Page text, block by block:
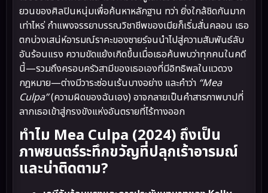
ยวนของศิลปินหนุ่มเพื่อค้นหาหลักฐาน ทว่า ยิ่งใกล้ชิดกันมาก
เท่าไหร่ กำแพงจรรยาบรรณวิชาชีพของเมียก็เริ่มสั่นคลอน เธอ
ตกบ่วงเสน่ห์อารมณ์ราคะของซายร์จนนำไปสู่ความสัมพันธ์ลับ
อันร้อนแรง ความขัดแย้งเกิดขึ้นเมื่อเธอค้นพบว่าทุกคนในคดี
นี้—รวมถึงครอบครัวสามีของเธอเองที่มีอิทธิพลในแวดวง
กฎหมาย—ต่างมีวาระซ่อนเร้นบางอย่าง และคำว่า “Mea
Culpa”(ความผิดของฉันเอง) อาจกลายเป็นคำสารภาพบาปที่
ลากเธอเข้าสู่กรงขังแห่งอันตรายที่ไร้ทางออก
ทำไม Mea Culpa (2024) ถึงเป็น
ภาพยนตร์ระทึกขวัญที่ปลุกเร้าอารมณ์
และน่าติดตาม?